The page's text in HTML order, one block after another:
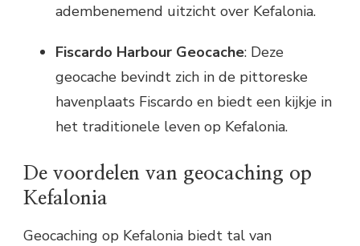
adembenemend uitzicht over Kefalonia.
Fiscardo Harbour Geocache: Deze
geocache bevindt zich in de pittoreske
havenplaats Fiscardo en biedt een kijkje in
het traditionele leven op Kefalonia.
De voordelen van geocaching op
Kefalonia
Geocaching op Kefalonia biedt tal van